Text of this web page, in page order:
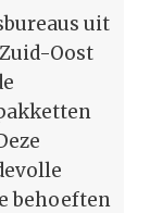
uit
Oost
behoeften